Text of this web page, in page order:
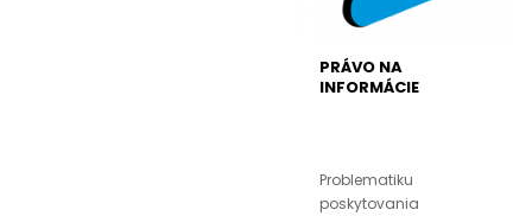
PRÁVO NA
INFORMÁCIE
Problematiku
poskytovania